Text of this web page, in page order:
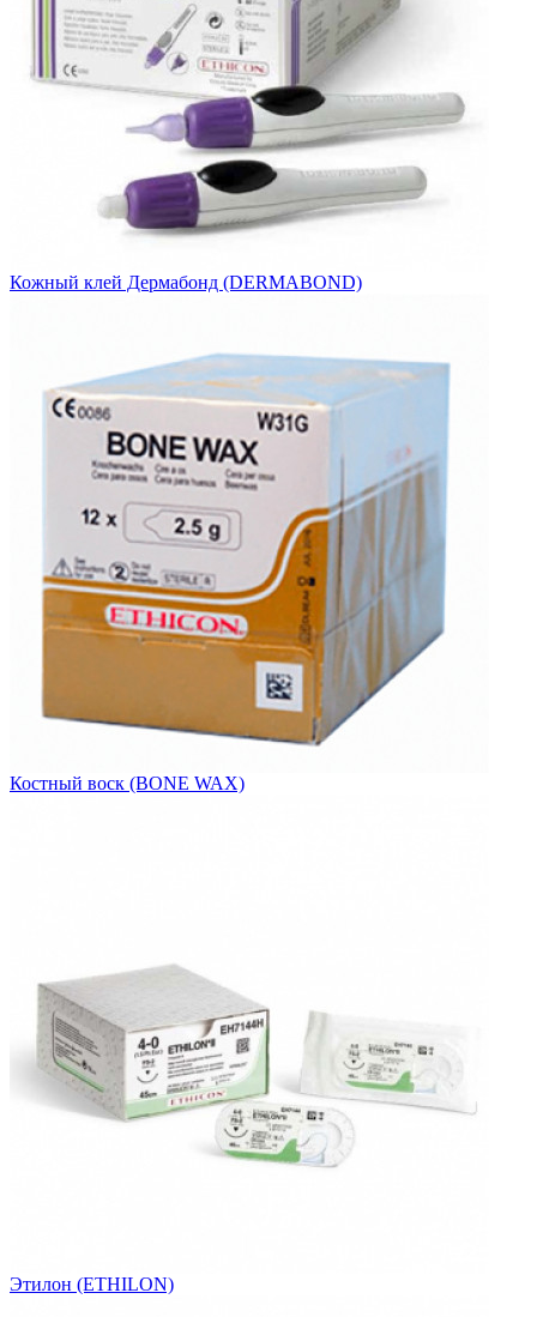
Кожный клей Дермабонд (DERMABOND)
Костный воск (BONE WAX)
Этилон (ETHILON)